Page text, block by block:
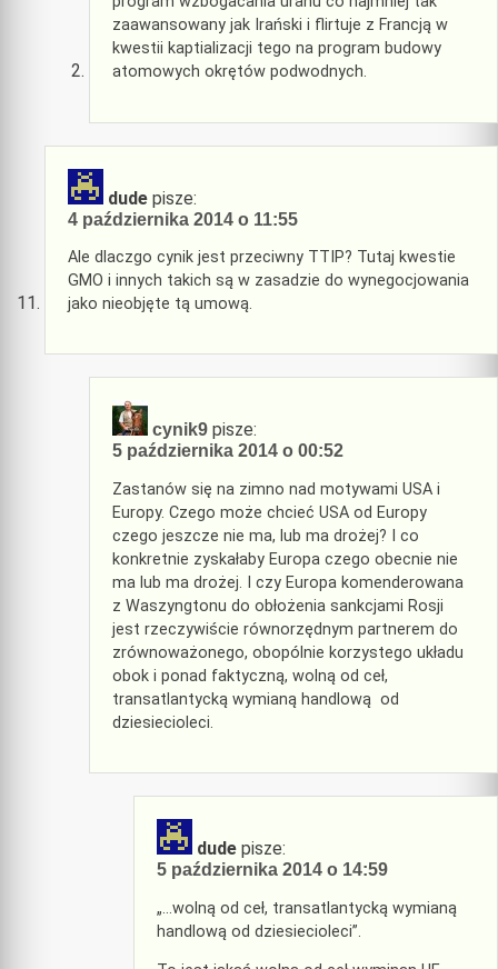
zaawansowany jak Irański i flirtuje z Francją w
kwestii kaptializacji tego na program budowy
atomowych okrętów podwodnych.
dude pisze:
4 października 2014 o 11:55
Ale dlaczgo cynik jest przeciwny TTIP? Tutaj kwestie
GMO i innych takich są w zasadzie do wynegocjowania
jako nieobjęte tą umową.
cynik9 pisze:
5 października 2014 o 00:52
Zastanów się na zimno nad motywami USA i
Europy. Czego może chcieć USA od Europy
czego jeszcze nie ma, lub ma drożej? I co
konkretnie zyskałaby Europa czego obecnie nie
ma lub ma drożej. I czy Europa komenderowana
z Waszyngtonu do obłożenia sankcjami Rosji
jest rzeczywiście równorzędnym partnerem do
zrównoważonego, obopólnie korzystego układu
obok i ponad faktyczną, wolną od ceł,
transatlantycką wymianą handlową od
dziesiecioleci.
dude pisze:
5 października 2014 o 14:59
„…wolną od ceł, transatlantycką wymianą
handlową od dziesiecioleci”.